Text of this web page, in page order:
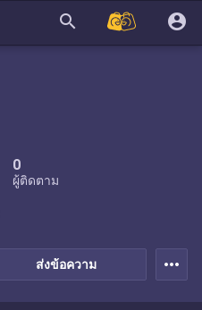
search account_circle
0
ผู้ติดตาม
ส่งข้อความ more_horiz